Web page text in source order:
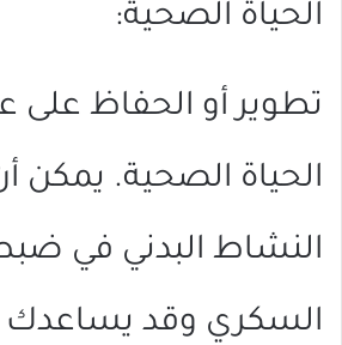
الحياة الصحية:
تطوير أو الحفاظ على
الحياة الصحية. يمكن
النشاط البدني في
السكري وقد يساعدك